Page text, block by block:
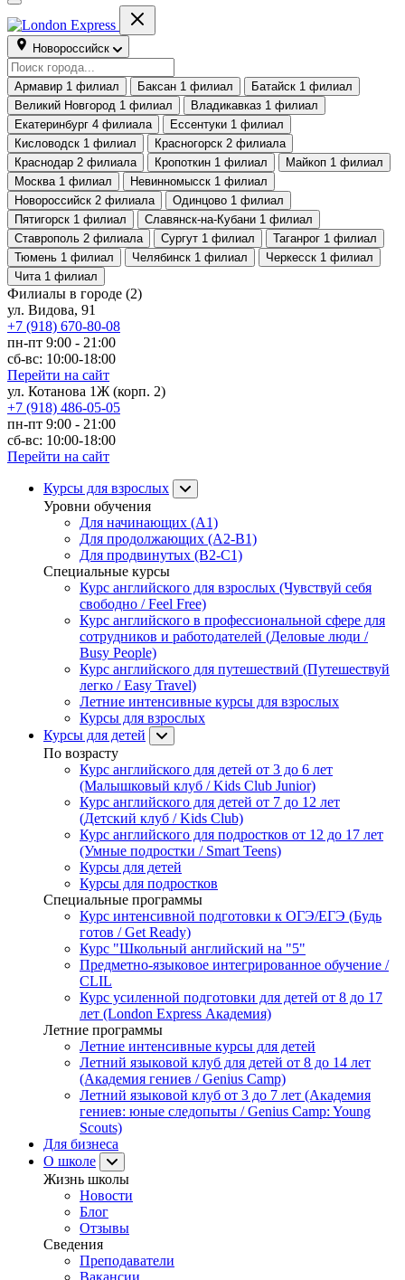
Новороссийск
Армавир 1 филиал Баксан 1 филиал Батайск 1 филиал
Великий Новгород 1 филиал Владикавказ 1 филиал
Екатеринбург 4 филиала Ессентуки 1 филиал
Кисловодск 1 филиал Красногорск 2 филиала
Краснодар 2 филиала Кропоткин 1 филиал Майкоп 1 филиал
Москва 1 филиал Невинномысск 1 филиал
Новороссийск 2 филиала Одинцово 1 филиал
Пятигорск 1 филиал Славянск-на-Кубани 1 филиал
Ставрополь 2 филиала Сургут 1 филиал Таганрог 1 филиал
Тюмень 1 филиал Челябинск 1 филиал Черкесск 1 филиал
Чита 1 филиал
Филиалы в городе (2)
ул. Видова, 91
+7 (918) 670-80-08
пн-пт 9:00 - 21:00
сб-вс: 10:00-18:00
Перейти на сайт
ул. Котанова 1Ж (корп. 2)
+7 (918) 486-05-05
пн-пт 9:00 - 21:00
сб-вс: 10:00-18:00
Перейти на сайт
Курсы для взрослых
Уровни обучения
Для начинающих (A1)
Для продолжающих (A2-B1)
Для продвинутых (B2-C1)
Специальные курсы
Курс английского для взрослых (Чувствуй себя
свободно / Feel Free)
Курс английского в профессиональной сфере для
сотрудников и работодателей (Деловые люди /
Busy People)
Курс английского для путешествий (Путешествуй
легко / Easy Travel)
Летние интенсивные курсы для взрослых
Курсы для взрослых
Курсы для детей
По возрасту
Курс английского для детей от 3 до 6 лет
(Малышковый клуб / Kids Club Junior)
Курс английского для детей от 7 до 12 лет
(Детский клуб / Kids Club)
Курс английского для подростков от 12 до 17 лет
(Умные подростки / Smart Teens)
Курсы для детей
Курсы для подростков
Специальные программы
Курс интенсивной подготовки к ОГЭ/ЕГЭ (Будь
готов / Get Ready)
Курс "Школьный английский на "5"
Предметно-языковое интегрированное обучение /
CLIL
Курс усиленной подготовки для детей от 8 до 17
лет (London Express Академия)
Летние программы
Летние интенсивные курсы для детей
Летний языковой клуб для детей от 8 до 14 лет
(Академия гениев / Genius Camp)
Летний языковой клуб от 3 до 7 лет (Академия
гениев: юные следопыты / Genius Camp: Young
Scouts)
Для бизнеса
О школе
Жизнь школы
Новости
Блог
Отзывы
Сведения
Преподаватели
Вакансии